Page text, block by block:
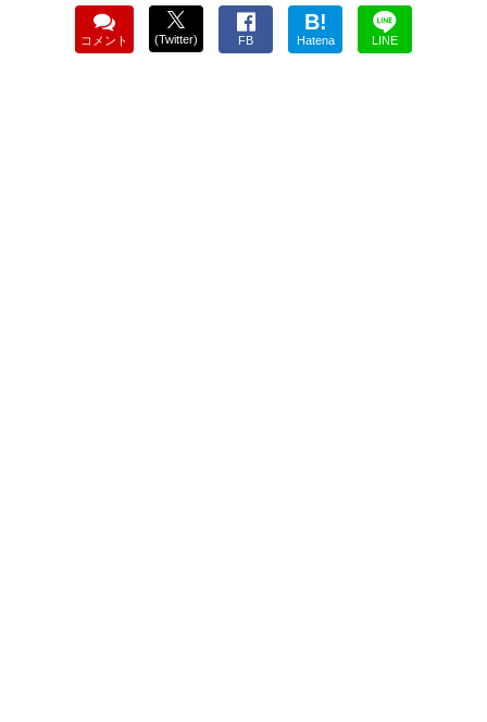
コメント (Twitter) FB
B!
Hatena LINE